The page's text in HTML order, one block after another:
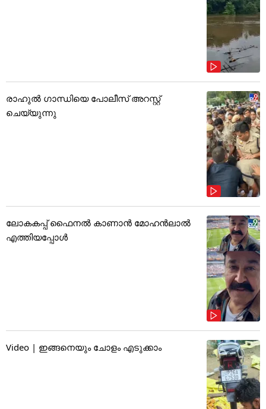
രാഹുൽ ഗാന്ധിയെ പോലീസ് അറസ്റ്റ്
ചെയ്യുന്നു
ലോകകപ്പ് ഫൈനൽ കാണാൻ മോഹൻലാൽ
എത്തിയപ്പോൾ
Video | ഇങ്ങനെയും ചോളം എടുക്കാം